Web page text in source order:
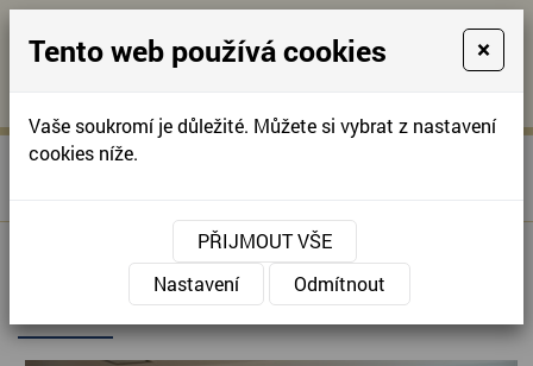
+420info@domov-
Úvodní stránka
DOMOV PRO SENIORY - ÚHRADY
SLUŽEB
Tento web používá cookies ×
Vaše soukromí je důležité. Můžete si vybrat z nastavení
cookies níže.
PŘIJMOUT VŠE
Nastavení
Odmítnout